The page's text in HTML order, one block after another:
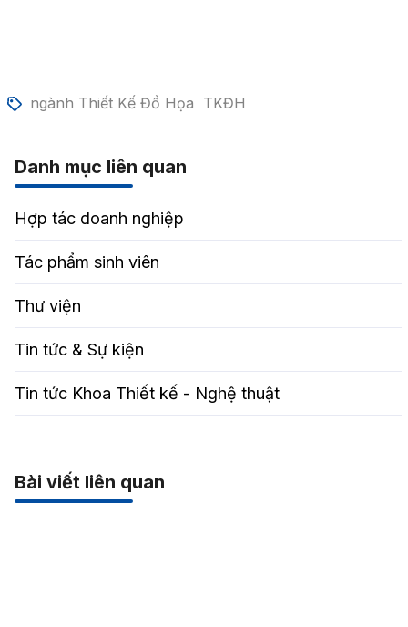
ngành Thiết Kế Đồ Họa TKĐH
Danh mục liên quan
Hợp tác doanh nghiệp
Tác phẩm sinh viên
Thư viện
Tin tức & Sự kiện
Tin tức Khoa Thiết kế - Nghệ thuật
Bài viết liên quan